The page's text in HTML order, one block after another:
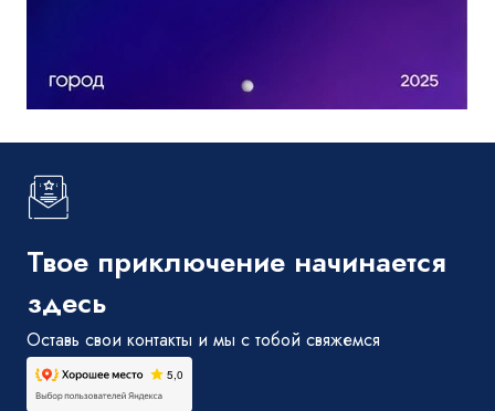
Твое приключение начинается
здесь
Оставь свои контакты и мы с тобой свяжемся